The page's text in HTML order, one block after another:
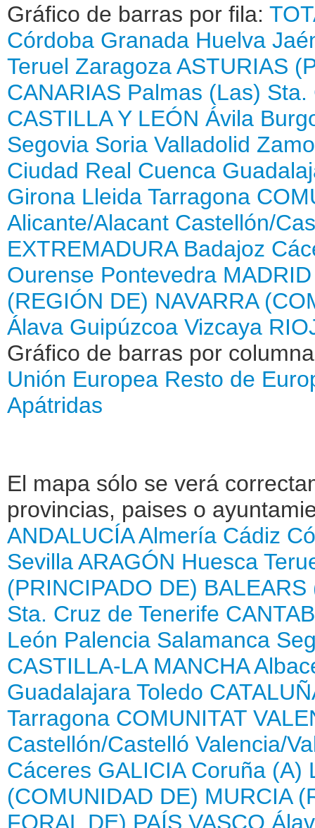
Gráfico de barras por fila:
Córdoba Granada Huelva
Teruel ZaragozaASTURIAS
CANARIAS Palmas (Las) Sta.
CASTILLA Y LEÓN Ávila
Segovia Soria Valladolid
Ciudad Real Cuenca
Girona Lleida Tarragona
Alicante/Alacant Castellón/
EXTREMADURA Badajoz
Ourense Pontevedra
(REGIÓN DE) NAVARRA
Álava Guipúzcoa Vizcaya
Gráfico de barras por
Unión Europea Resto de
Apátridas
El mapa sólo se verá
provincias, paises o
ANDALUCÍAAlmería Cádiz
SevillaARAGÓN Huesca
(PRINCIPADO DE) BALEARS
Sta. Cruz de Tenerife
León Palencia Salamanca
CASTILLA-LA MANCHA
Guadalajara Toledo
Tarragona COMUNITAT
Castellón/Castelló Valencia/
Cáceres GALICIA Coruña (A)
(COMUNIDAD DE) MURCIA
FORAL DE) PAÍS VASCO